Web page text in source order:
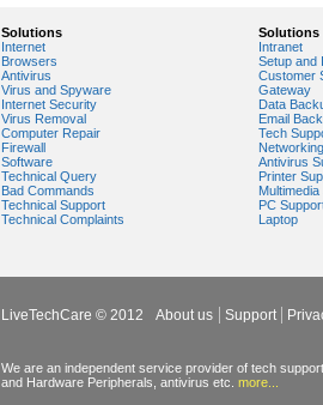
Solutions
Internet
Browsers
Antivirus
Virus and Spyware
Internet Security
Virus Removal
Computer Repair
Firewall
Software
Technical Query
Bad Commands
Technical Support
Technical Complaints
Solutions
Intranet
Setup and
Customer
Gateway
Data
Email
Tech
Networking
Antivirus
Printer
PC
Laptop
LiveTechCare © 2012 About us Support
We are an independent service provider of tech
and Hardware Peripherals, antivirus etc. more...